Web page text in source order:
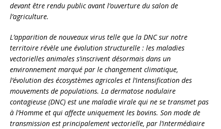
devant être rendu public avant l’ouverture du salon de
l’agriculture.
L’apparition de nouveaux virus telle que la DNC sur notre
territoire révèle une évolution structurelle : les maladies
vectorielles animales s’inscrivent désormais dans un
environnement marqué par le changement climatique,
l’évolution des écosystèmes agricoles et l’intensification des
mouvements de populations. La dermatose nodulaire
contagieuse (DNC) est une maladie virale qui ne se transmet pas
à l’Homme et qui affecte uniquement les bovins. Son mode de
transmission est principalement vectorielle, par l’intermédiaire